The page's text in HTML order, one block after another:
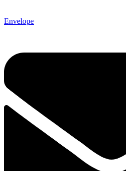
Envelope